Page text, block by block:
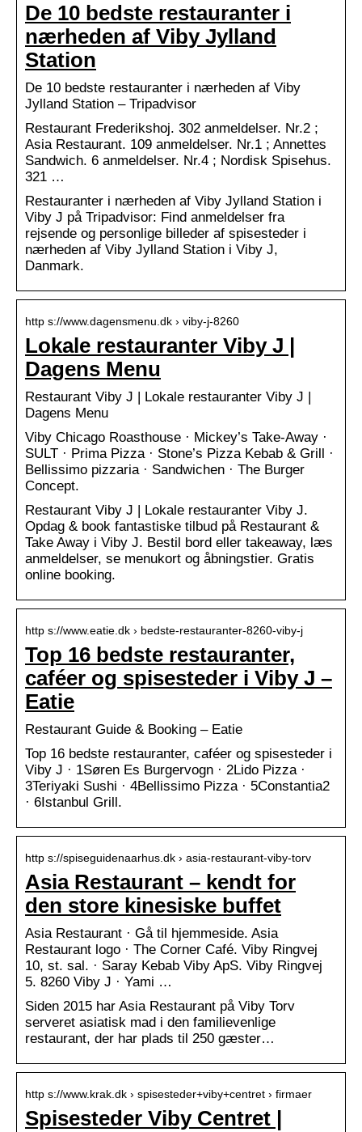
De 10 bedste restauranter i
nærheden af Viby Jylland
Station
De 10 bedste restauranter i nærheden af Viby
Jylland Station – Tripadvisor
Restaurant Frederikshoj. 302 anmeldelser. Nr.2 ;
Asia Restaurant. 109 anmeldelser. Nr.1 ; Annettes
Sandwich. 6 anmeldelser. Nr.4 ; Nordisk Spisehus.
321 …
Restauranter i nærheden af Viby Jylland Station i
Viby J på Tripadvisor: Find anmeldelser fra
rejsende og personlige billeder af spisesteder i
nærheden af Viby Jylland Station i Viby J,
Danmark.
http s://www.dagensmenu.dk › viby-j-8260
Lokale restauranter Viby J |
Dagens Menu
Restaurant Viby J | Lokale restauranter Viby J |
Dagens Menu
Viby Chicago Roasthouse · Mickey’s Take-Away ·
SULT · Prima Pizza · Stone’s Pizza Kebab & Grill ·
Bellissimo pizzaria · Sandwichen · The Burger
Concept.
Restaurant Viby J | Lokale restauranter Viby J.
Opdag & book fantastiske tilbud på Restaurant &
Take Away i Viby J. Bestil bord eller takeaway, læs
anmeldelser, se menukort og åbningstier. Gratis
online booking.
http s://www.eatie.dk › bedste-restauranter-8260-viby-j
Top 16 bedste restauranter,
caféer og spisesteder i Viby J –
Eatie
Restaurant Guide & Booking – Eatie
Top 16 bedste restauranter, caféer og spisesteder i
Viby J · 1Søren Es Burgervogn · 2Lido Pizza ·
3Teriyaki Sushi · 4Bellissimo Pizza · 5Constantia2
· 6Istanbul Grill.
http s://spiseguidenaarhus.dk › asia-restaurant-viby-torv
Asia Restaurant – kendt for
den store kinesiske buffet
Asia Restaurant · Gå til hjemmeside. Asia
Restaurant logo · The Corner Café. Viby Ringvej
10, st. sal. · Saray Kebab Viby ApS. Viby Ringvej
5. 8260 Viby J · Yami …
Siden 2015 har Asia Restaurant på Viby Torv
serveret asiatisk mad i den familievenlige
restaurant, der har plads til 250 gæster…
http s://www.krak.dk › spisesteder+viby+centret › firmaer
Spisesteder Viby Centret |